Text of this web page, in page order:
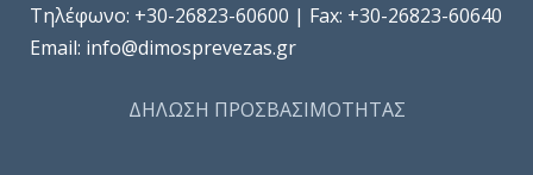
Τηλέφωνo: +30-26823-60600 | Fax: +30-26823-60640
Email: info@dimosprevezas.gr
ΔΗΛΩΣΗ ΠΡΟΣΒΑΣΙΜΟΤΗΤΑΣ